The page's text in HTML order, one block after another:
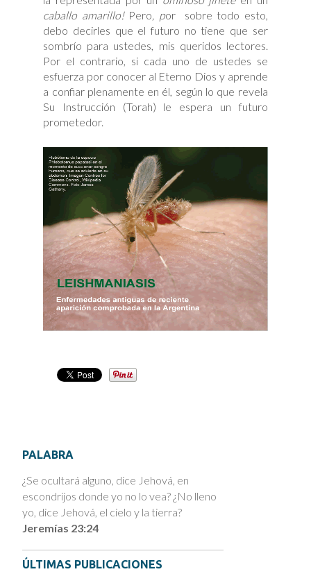
caballo amarillo! Pero , por sobre todo esto,
debo decirles que el futuro no tiene que ser
sombrío para ustedes, mis queridos lectores.
Por el contrario, si cada uno de ustedes se
esfuerza por conocer al Eterno Dios y aprende
a confiar plenamente en él, según lo que revela
Su Instrucción (Torah) le espera un futuro
prometedor.
PALABRA
¿Se ocultará alguno, dice Jehová, en
escondrijos donde yo no lo vea? ¿No lleno
yo, dice Jehová, el cielo y la tierra?
Jeremías 23:24
ÚLTIMAS PUBLICACIONES